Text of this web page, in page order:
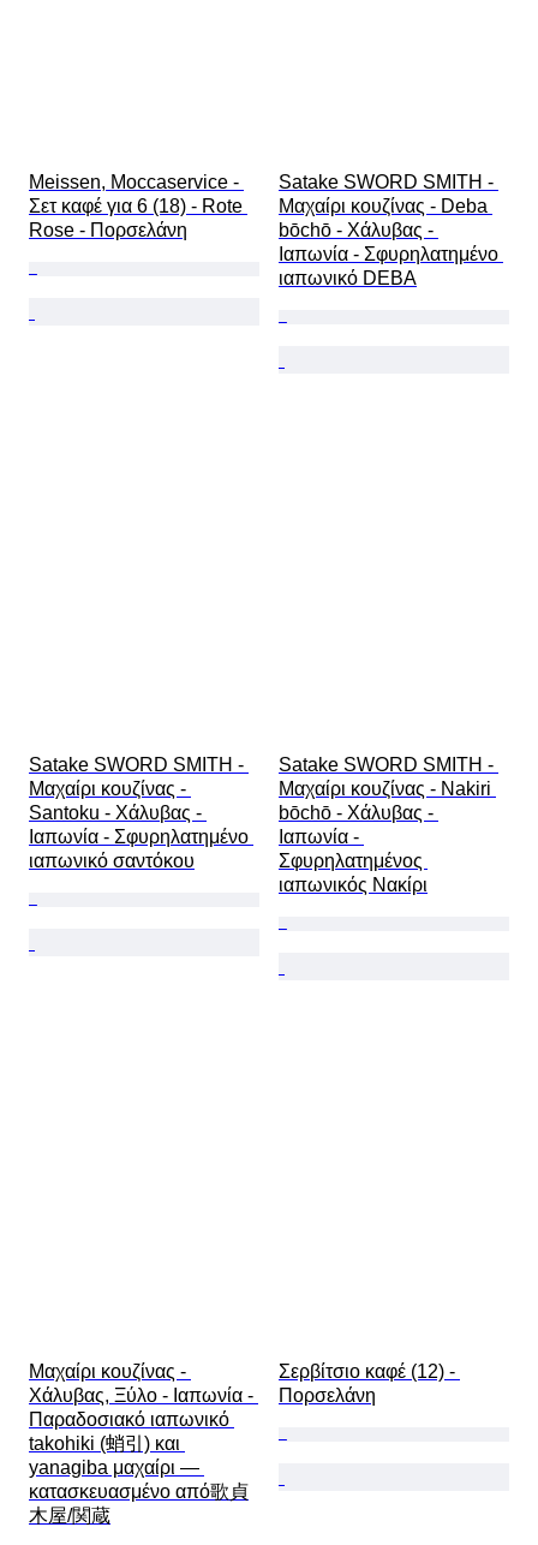
Meissen, Moccaservice -
Σετ καφέ για 6 (18) - Rote
Rose - Πορσελάνη
Satake SWORD SMITH -
Μαχαίρι κουζίνας - Deba
bōchō - Χάλυβας -
Ιαπωνία - Σφυρηλατημένο
ιαπωνικό DEBA
Satake SWORD SMITH -
Μαχαίρι κουζίνας -
Santoku - Χάλυβας -
Ιαπωνία - Σφυρηλατημένο
ιαπωνικό σαντόκου
Satake SWORD SMITH -
Μαχαίρι κουζίνας - Nakiri
bōchō - Χάλυβας -
Ιαπωνία -
Σφυρηλατημένος
ιαπωνικός Νακίρι
Μαχαίρι κουζίνας -
Χάλυβας, Ξύλο - Ιαπωνία -
Παραδοσιακό ιαπωνικό
takohiki (蛸引) και
yanagiba μαχαίρι —
κατασκευασμένο από歌貞
木屋/関蔵
Σερβίτσιο καφέ (12) -
Πορσελάνη